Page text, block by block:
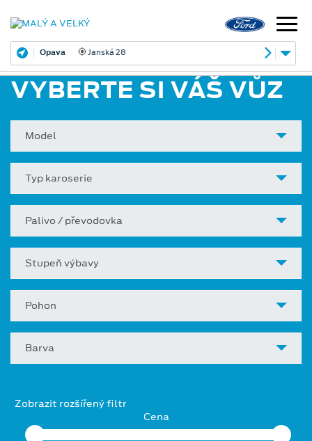
Opava Janská 28
VYBERTE SI VÁŠ VŮZ
Model
Typ karoserie
Palivo / převodovka
Stupeň výbavy
Pohon
Barva
Zobrazit rozšířený filtr
Cena